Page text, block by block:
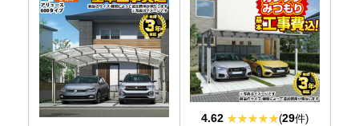
4.62 (29件)